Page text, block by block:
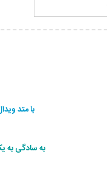
با متد
به سادگی به